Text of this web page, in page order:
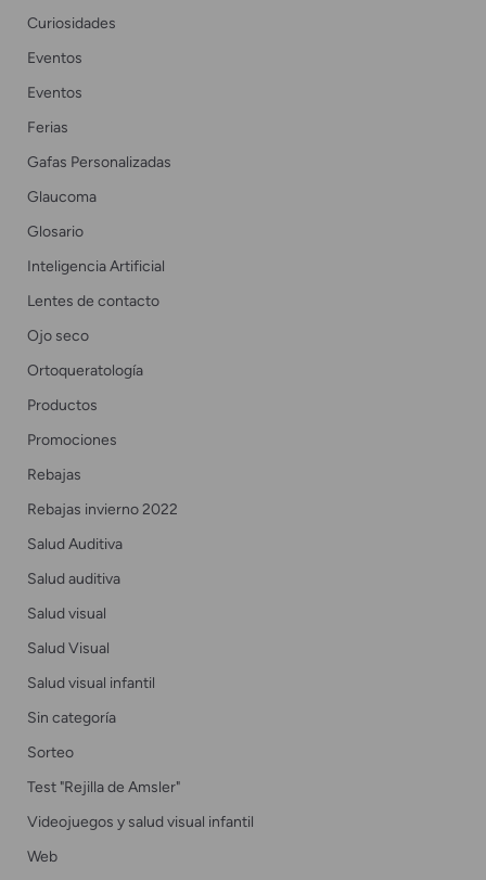
Curiosidades
Eventos
Eventos
Ferias
Gafas Personalizadas
Glaucoma
Glosario
Inteligencia Artificial
Lentes de contacto
Ojo seco
Ortoqueratología
Productos
Promociones
Rebajas
Rebajas invierno 2022
Salud Auditiva
Salud auditiva
Salud visual
Salud Visual
Salud visual infantil
Sin categoría
Sorteo
Test "Rejilla de Amsler"
Videojuegos y salud visual infantil
Web